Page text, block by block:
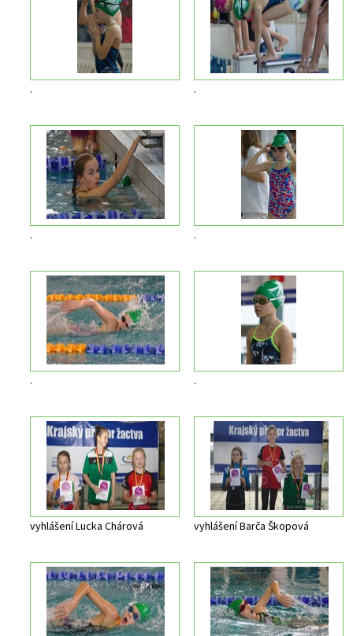
. .
. .
. .
vyhlášení Lucka Chárová vyhlášení Barča Škopová